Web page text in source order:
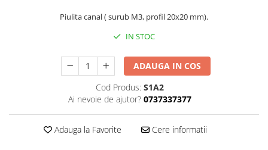
Piulita canal ( surub M3, profil 20x20 mm).
IN STOC
ADAUGA IN COS
Cod Produs: S1A2
Ai nevoie de ajutor? 0737337377
Adauga la Favorite Cere informatii